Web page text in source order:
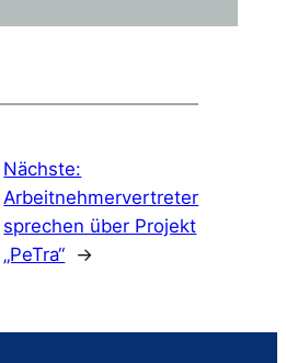
Nächste:
Arbeitnehmervertreter
sprechen über Projekt
„PeTra“ →